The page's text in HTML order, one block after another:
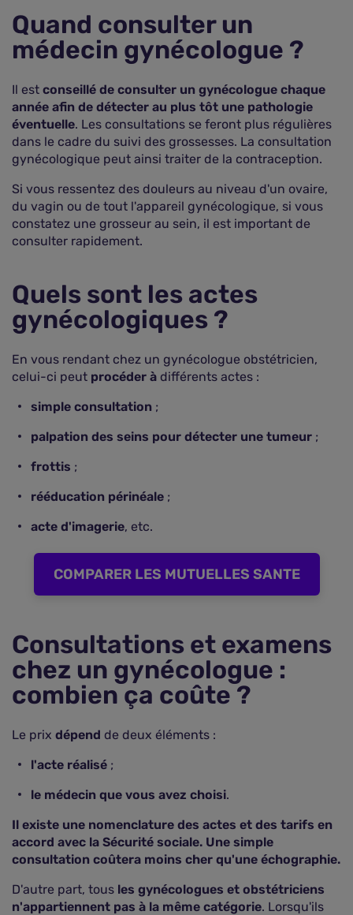
Quand consulter un
médecin gynécologue ?
Il est conseillé de consulter un gynécologue chaque
année afin de détecter au plus tôt une pathologie
éventuelle. Les consultations se feront plus régulières
dans le cadre du suivi des grossesses. La consultation
gynécologique peut ainsi traiter de la contraception.
Si vous ressentez des douleurs au niveau d'un ovaire,
du vagin ou de tout l'appareil gynécologique, si vous
constatez une grosseur au sein, il est important de
consulter rapidement.
Quels sont les actes
gynécologiques ?
En vous rendant chez un gynécologue obstétricien,
celui-ci peut procéder à différents actes :
simple consultation ;
palpation des seins pour détecter une tumeur ;
frottis ;
rééducation périnéale ;
acte d'imagerie, etc.
COMPARER LES MUTUELLES SANTE
Consultations et examens
chez un gynécologue :
combien ça coûte ?
Le prix dépend de deux éléments :
l'acte réalisé ;
le médecin que vous avez choisi.
Il existe une nomenclature des actes et des tarifs en
accord avec la Sécurité sociale. Une simple
consultation coûtera moins cher qu'une échographie.
D'autre part, tous les gynécologues et obstétriciens
n'appartiennent pas à la même catégorie. Lorsqu'ils